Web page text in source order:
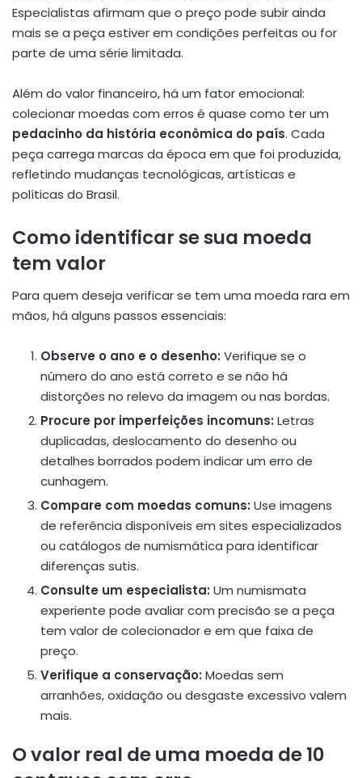
Especialistas afirmam que o preço pode subir ainda
mais se a peça estiver em condições perfeitas ou for
parte de uma série limitada.
Além do valor financeiro, há um fatoremocional:
colecionar moedas com erros é quase como ter um
pedacinho da história econômica do país. Cada
peça carrega marcas da época em que foi produzida,
refletindo mudanças tecnológicas, artísticas e
políticas do Brasil.
Como identificar se sua moeda
tem valor
Para quem deseja verificar se tem uma moeda rara em
mãos, há alguns passos essenciais:
Observe o ano e o desenho: Verifique se o
número do ano está correto e se não há
distorções no relevo da imagem ou nas bordas.
Procure por imperfeições incomuns: Letras
duplicadas, deslocamento do desenho ou
detalhes borrados podem indicar um erro de
cunhagem.
Compare com moedas comuns: Use imagens
de referência disponíveis em sites especializados
ou catálogos de numismática para identificar
diferenças sutis.
Consulte um especialista: Um numismata
experiente pode avaliar com precisão se a peça
tem valor de colecionador e em que faixa de
preço.
Verifique a conservação: Moedas sem
arranhões, oxidação ou desgaste excessivo valem
mais.
O valor real de uma moeda de 10